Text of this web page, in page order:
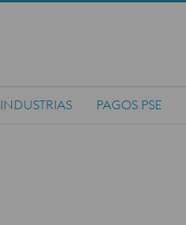
INDUSTRIAS PAGOS PSE